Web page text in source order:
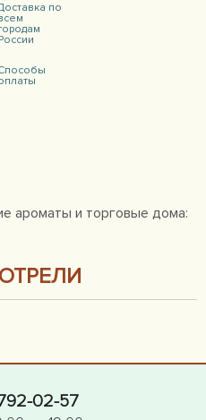
по
ароматы и торговые дома:
02-57